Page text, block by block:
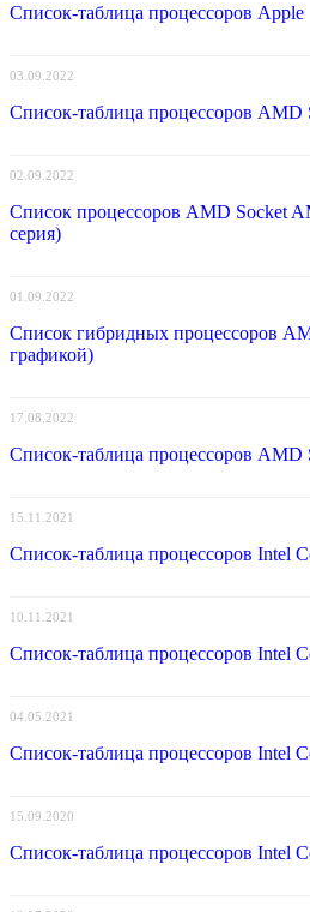
Список-таблица процессоров Apple
03.09.2022
Список-таблица процессоров AMD
02.09.2022
Список процессоров AMD Socket
серия)
01.09.2022
Список гибридных процессоров
графикой)
17.08.2022
Список-таблица процессоров AMD
15.11.2021
Список-таблица процессоров Intel
10.11.2021
Список-таблица процессоров Intel
04.05.2021
Список-таблица процессоров Intel
15.09.2020
Список-таблица процессоров Intel